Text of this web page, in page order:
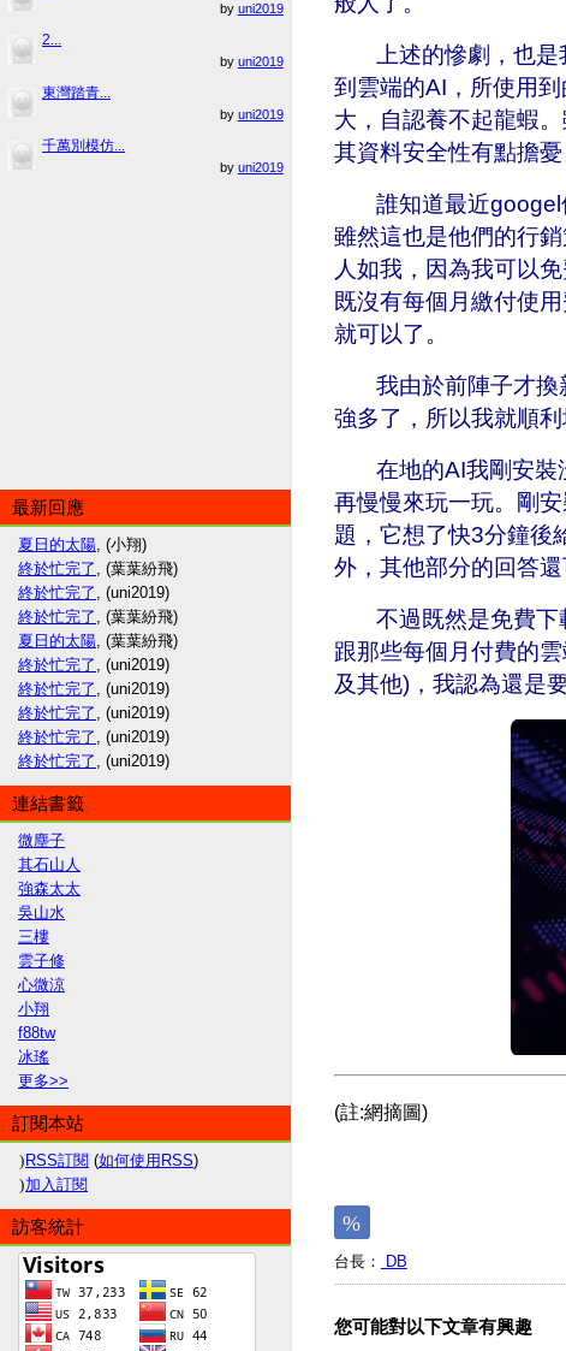
上述的慘劇，也是
到雲端的AI，所使用
大，自認養不起龍蝦
其資料安全性有點擔憂
誰知道最近googel
雖然這也是他們的行
人如我，因為我可以
既沒有每個月繳付使
就可以了。
我由於前陣子才換
強多了，所以我就順利
在地的AI我剛安裝
再慢慢來玩一玩。剛
題，它想了快3分鐘後
外，其他部分的回答還
不過既然是免費下
跟那些每個月付費的
及其他)，我認為還是
(註:網摘圖)
台長： DB
您可能對以下文章有興趣
by uni2019
2...
by uni2019
東灣踏青...
by uni2019
千萬別模仿...
by uni2019
最新回應
夏日的太陽, (小翔)
終於忙完了 , (葉葉紛飛)
終於忙完了 , (uni2019)
終於忙完了 , (葉葉紛飛)
夏日的太陽, (葉葉紛飛)
終於忙完了 , (uni2019)
終於忙完了 , (uni2019)
終於忙完了 , (uni2019)
終於忙完了 , (uni2019)
終於忙完了 , (uni2019)
連結書籤
微塵子
其石山人
強森太太
吳山水
三樓
雲子修
心微涼
小翔
f88tw
冰瑤
更多>>
訂閱本站
RSS訂閱 (如何使用RSS)
加入訂閱
訪客統計